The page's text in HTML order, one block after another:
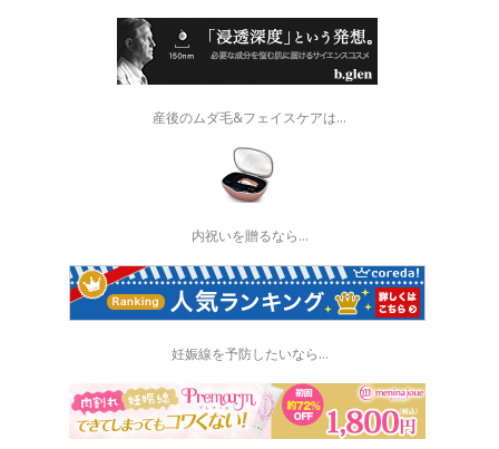
産後のムダ毛&フェイスケアは...
内祝いを贈るなら…
妊娠線を予防したいなら...